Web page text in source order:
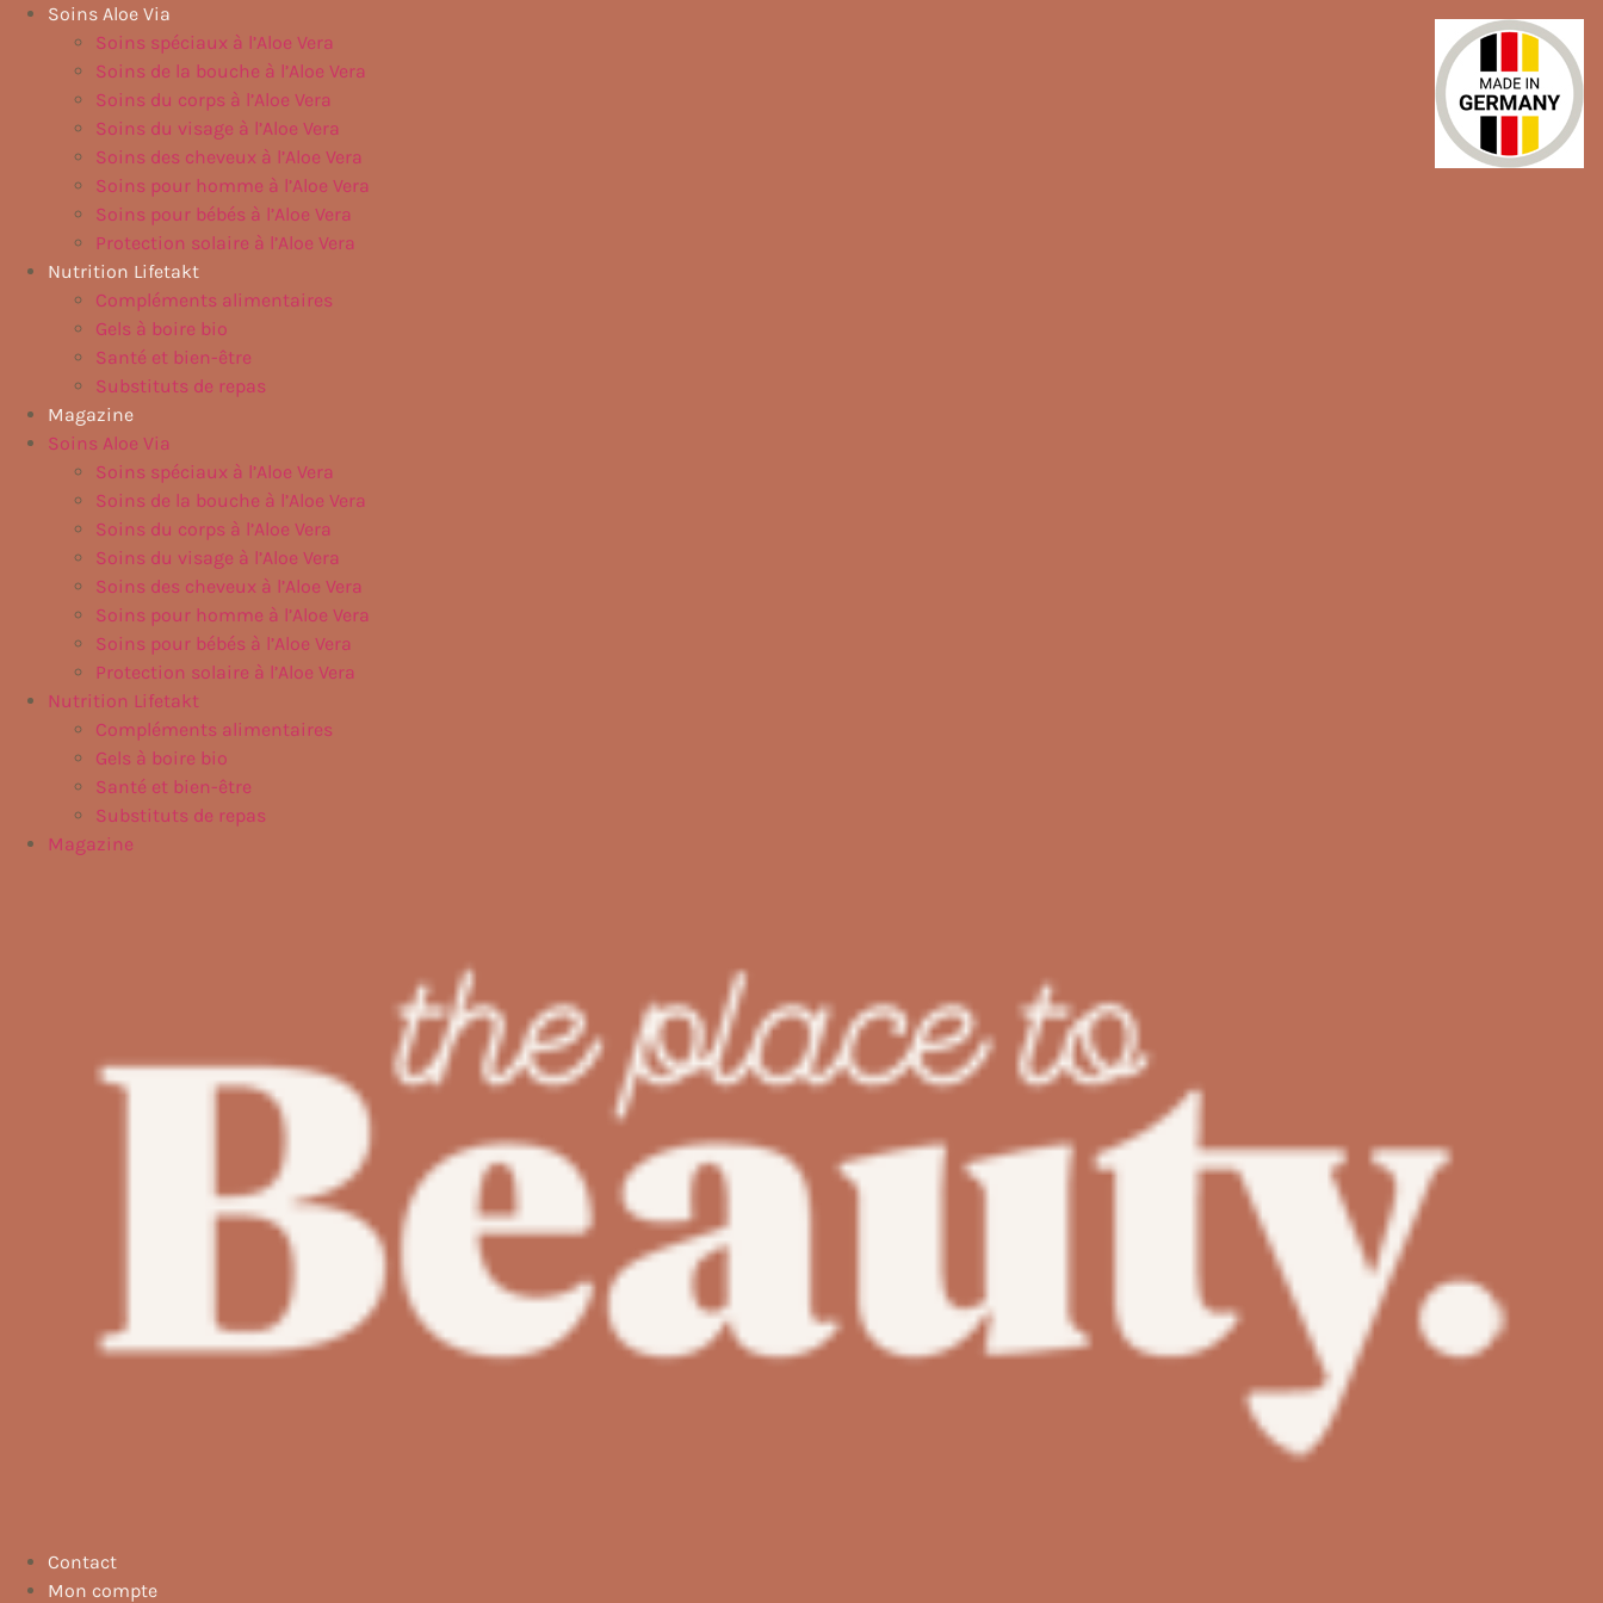
Aller
Soins Aloe Via
Soins spéciaux à l’Aloe Vera
Soins de la bouche à l’Aloe Vera
Soins du corps à l’Aloe Vera
Soins du visage à l’Aloe Vera
Soins des cheveux à l’Aloe Vera
Soins pour homme à l’Aloe Vera
Soins pour bébés à l’Aloe Vera
Protection solaire à l’Aloe Vera
Nutrition Lifetakt
Compléments alimentaires
Gels à boire bio
Santé et bien-être
Substituts de repas
Magazine
Soins Aloe Via
Soins spéciaux à l’Aloe Vera
Soins de la bouche à l’Aloe Vera
Soins du corps à l’Aloe Vera
Soins du visage à l’Aloe Vera
Soins des cheveux à l’Aloe Vera
Soins pour homme à l’Aloe Vera
Soins pour bébés à l’Aloe Vera
Protection solaire à l’Aloe Vera
Nutrition Lifetakt
Compléments alimentaires
Gels à boire bio
Santé et bien-être
Substituts de repas
Magazine
Contact
Mon compte